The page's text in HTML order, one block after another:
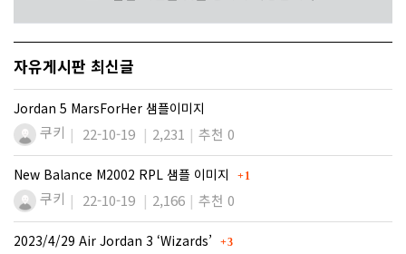
자유게시판 최신글
Jordan 5 MarsForHer 샘플이미지
쿠키 22-10-19 2,231 추천 0
New Balance M2002 RPL 샘플 이미지 댓글
1
쿠키 22-10-19 2,166 추천 0
2023/4/29 Air Jordan 3 ‘Wizards’ 댓글
3